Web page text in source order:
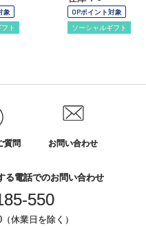
象
ト
OPポイント対象
ソーシャルギフト
質問 お問い合わせ
る電話でのお問い合わせ
550
休業日を除く）